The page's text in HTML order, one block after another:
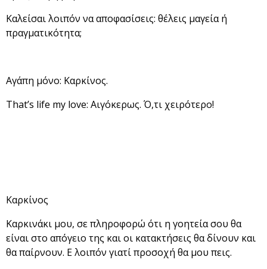
Καλείσαι λοιπόν να αποφασίσεις: θέλεις μαγεία ή
πραγματικότητα;
Αγάπη μόνο: Καρκίνος.
That’s life my love: Αιγόκερως. Ό,τι χειρότερο!
Καρκίνος
Καρκινάκι μου, σε πληροφορώ ότι η γοητεία σου θα
είναι στο απόγειο της και οι κατακτήσεις θα δίνουν και
θα παίρνουν. Ε λοιπόν γιατί προσοχή θα μου πεις.